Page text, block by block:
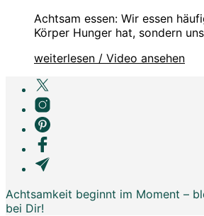
Achtsam essen: Wir essen
Körper Hunger hat, sondern
weiterlesen / Video ansehen
Achtsamkeit beginnt im Moment –
bei Dir!